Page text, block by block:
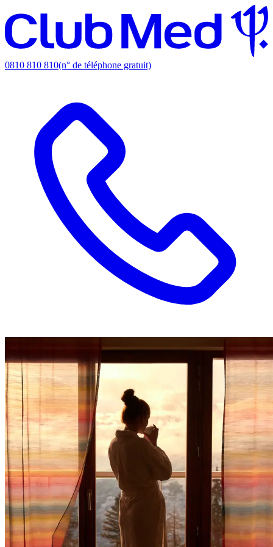
0810 810 810(n° de téléphone gratuit)